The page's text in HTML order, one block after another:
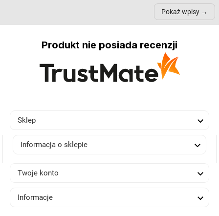
nich może przydać się w
Pokaż wpisy
Produkt nie posiada recenzji
Sklep 
Informacja o sklepie 
Twoje konto 
Informacje 